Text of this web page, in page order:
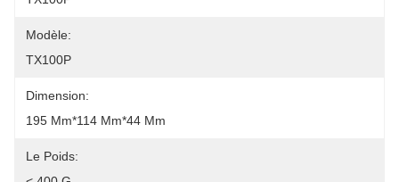
Modèle:
TX100P
Dimension:
195 Mm*114 Mm*44 Mm
Le Poids: